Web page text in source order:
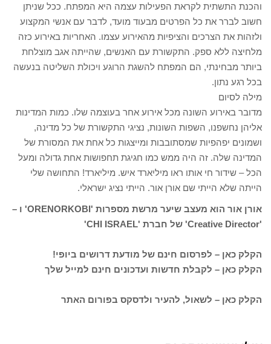
והכנת התשתית לקראת הפעילות עצמה היא המפתח. ככל שניתן
חשוב לברר את כל הפרטים מבעוד מועד, לדבר עם אנשי המקצוע
ולזהות את הצרכים והציפיות מהאירוע עצמו. האחריות באירוע כזה
מלחיצה ללא ספק. התקשורת עם האנשים, שהייתה אגב מוצלחת
ביותר מבחינתי, הם המפתח להשגת הרוגע ויכולת השליטה בנעשה
בכל רגע נתון.
מילה לסיום
מדובר באירוע השונה מכל אירוע אחר בעוצמה שלו. כמות המדינות
אליהן נחשפנו, השפות השונות, נציגי התקשורת של כל מדינה,
ושמונים יפהפיות שמסתובבות ומייצגות כל אחת את המסורת של
המדינה שלה. זה היה ממש כמו חגיגת תחפושות אחת גדולה ומעל
הכל – שידור חי אותו ראו מיליארד איש. מיליארד! התחושה שלי
הייתה שלא הייתי שם אורן אור. הייתי נציג ישראלי.
אורן אור הוא מעצב שיער מרשת מספרות 'ORENORKOBI' ו –
'Creative Director' של חברת 'CHI ISRAEL'
הקלק כאן – לפרסום חינם של מודעת דרושים ביופי!
הקלק כאן – לקבלת חדשות ועדכונים חינם למייל שלך
הקלק כאן – לשאול, להעיר ולדסקס בפורום האתר